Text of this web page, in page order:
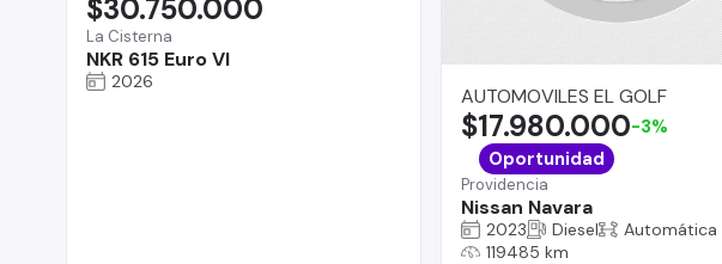
La Cisterna
NKR 615 Euro VI
$30.750.000
2026
AUTOMOVILES EL GOLF
Providencia
Nissan Navara
$17.980.000-3%
Oportunidad
2023 Diesel
Automática
119485 km